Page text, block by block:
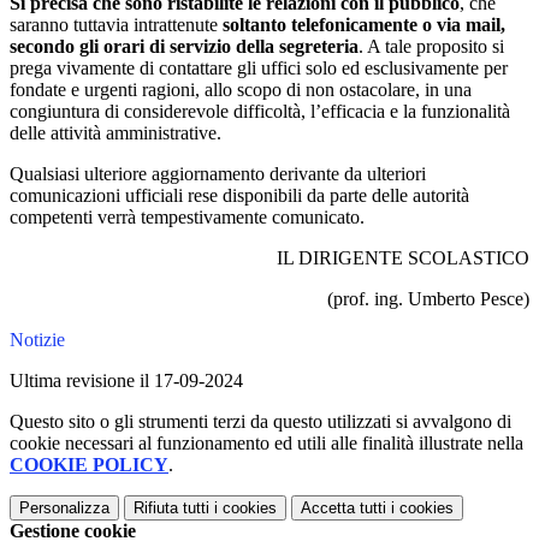
saranno tuttavia intrattenute soltanto telefonicamente o via mail,
secondo gli orari di servizio della segreteria. A tale proposito si
prega vivamente di contattare gli uffici solo ed esclusivamente per
fondate e urgenti ragioni, allo scopo di non ostacolare, in una
congiuntura di considerevole difficoltà, l’efficacia e la funzionalità
delle attività amministrative.
Qualsiasi ulteriore aggiornamento derivante da ulteriori
comunicazioni ufficiali rese disponibili da parte delle autorità
competenti verrà tempestivamente comunicato.
IL DIRIGENTE SCOLASTICO
(prof. ing. Umberto Pesce)
Notizie
Ultima revisione il 17-09-2024
Questo sito o gli strumenti terzi da questo utilizzati si avvalgono di
cookie necessari al funzionamento ed utili alle finalità illustrate nella
COOKIE POLICY.
Personalizza Rifiuta tutti i cookies Accetta tutti i cookies
Gestione cookie